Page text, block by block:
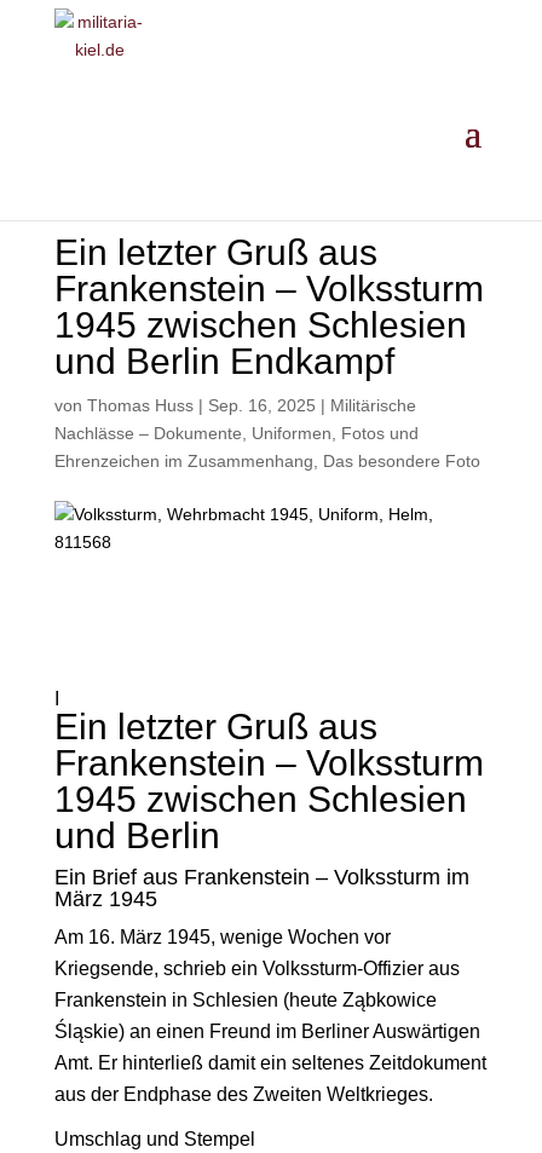
Ein letzter Gruß aus
Frankenstein – Volkssturm
1945 zwischen Schlesien
und Berlin Endkampf
von Thomas Huss| Sep. 16, 2025 | Militärische
Nachlässe – Dokumente, Uniformen, Fotos und
Ehrenzeichen im Zusammenhang
Das besondere Foto
Ein letzter Gruß aus
Frankenstein – Volkssturm
1945 zwischen Schlesien
und Berlin
Ein Brief aus Frankenstein – Volkssturm im
März 1945
Am 16. März 1945, wenige Wochen vor
Kriegsende, schrieb ein Volkssturm-Offizier aus
Frankenstein in Schlesien (heute Ząbkowice
Śląskie) an einen Freund im Berliner Auswärtigen
Amt. Er hinterließ damit ein seltenes Zeitdokument
aus der Endphase des Zweiten Weltkrieges.
Umschlag und Stempel